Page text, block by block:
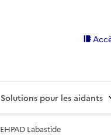
Solutions pour les aidants
EHPAD Labastide